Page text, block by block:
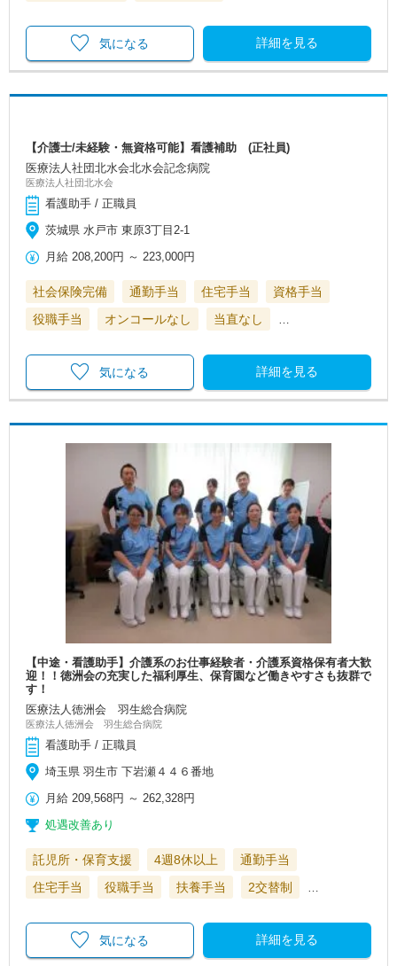
詳細を見る
気になる
【介護士/未経験・無資格可能】看護補助 (正社員)
医療法人社団北水会北水会記念病院
医療法人社団北水会
看護助手 / 正職員
茨城県 水戸市 東原3丁目2-1
月給 208,200円 ～223,000円
社会保険完備 通勤手当 住宅手当
資格手当
役職手当
オンコールなし 当直なし …
詳細を見る
気になる
【中途・看護助手】介護系のお仕事経験者・介護系資格保有者大歓
迎！！徳洲会の充実した福利厚生、保育園など働きやすさも抜群で
す！
医療法人徳洲会 羽生総合病院
医療法人徳洲会 羽生総合病院
看護助手 / 正職員
埼玉県 羽生市 下岩瀬４４６番地
月給 209,568円 ～ 262,328円
処遇改善あり
託児所・保育支援 4週8休以上
通勤手当
住宅手当
役職手当 扶養手当 2交替制
詳細を見る
気になる